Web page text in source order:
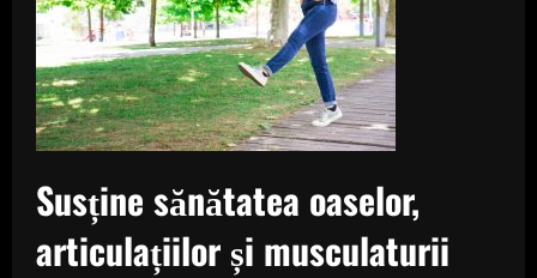
Susține sănătatea oaselor,
articulațiilor și musculaturii